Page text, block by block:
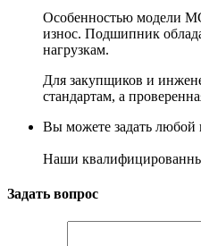
Особенностью модели
износ. Подшипник
нагрузкам.
Для закупщиков и
стандартам, а
Вы можете задать любой
Наши
Задать вопрос